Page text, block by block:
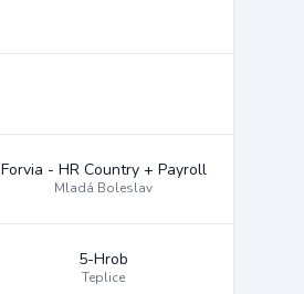
Forvia - HR Country + Payroll
Mladá Boleslav
5-Hrob
Teplice